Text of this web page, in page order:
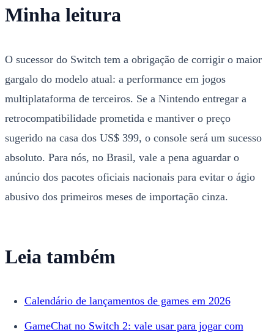
Minha leitura
O sucessor do Switch tem a obrigação de corrigir o maior
gargalo do modelo atual: a performance em jogos
multiplataforma de terceiros. Se a Nintendo entregar a
retrocompatibilidade prometida e mantiver o preço
sugerido na casa dos US$ 399, o console será um sucesso
absoluto. Para nós, no Brasil, vale a pena aguardar o
anúncio dos pacotes oficiais nacionais para evitar o ágio
abusivo dos primeiros meses de importação cinza.
Leia também
Calendário de lançamentos de games em 2026
GameChat no Switch 2: vale usar para jogar com